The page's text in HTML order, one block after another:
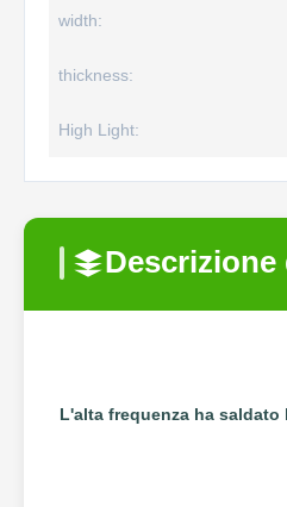
width:
thickness:
High Light:
L'alta frequenza ha